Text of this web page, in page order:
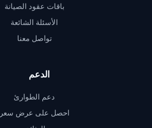
باقات عقود الصيانة
الأسئلة الشائعة
تواصل معنا
الدعم
دعم الطوارئ
احصل على عرض سعر